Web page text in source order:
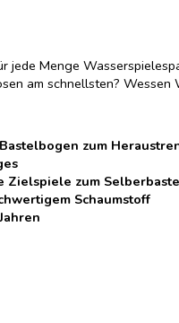
jede Menge
am schnellsten? Wessen
zum
Zielspiele zum
Schaumstoff